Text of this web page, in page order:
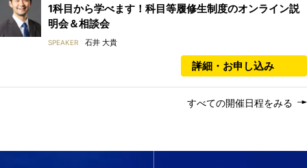
1科目から学べます！科目等履修生制度のオンライン説
明会＆相談会
SPEAKER 石井 大貴
詳細・お申し込み
すべての開催日程をみる